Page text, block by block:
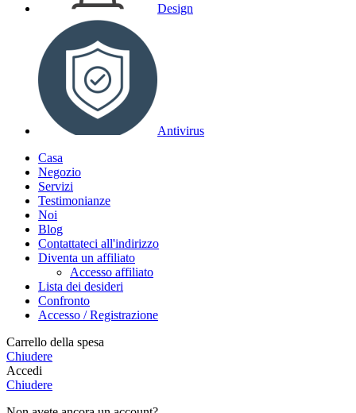
Design
Antivirus
Casa
Negozio
Servizi
Testimonianze
Noi
Blog
Contattateci all'indirizzo
Diventa un affiliato
Accesso affiliato
Lista dei desideri
Confronto
Accesso / Registrazione
Carrello della spesa
Chiudere
Accedi
Chiudere